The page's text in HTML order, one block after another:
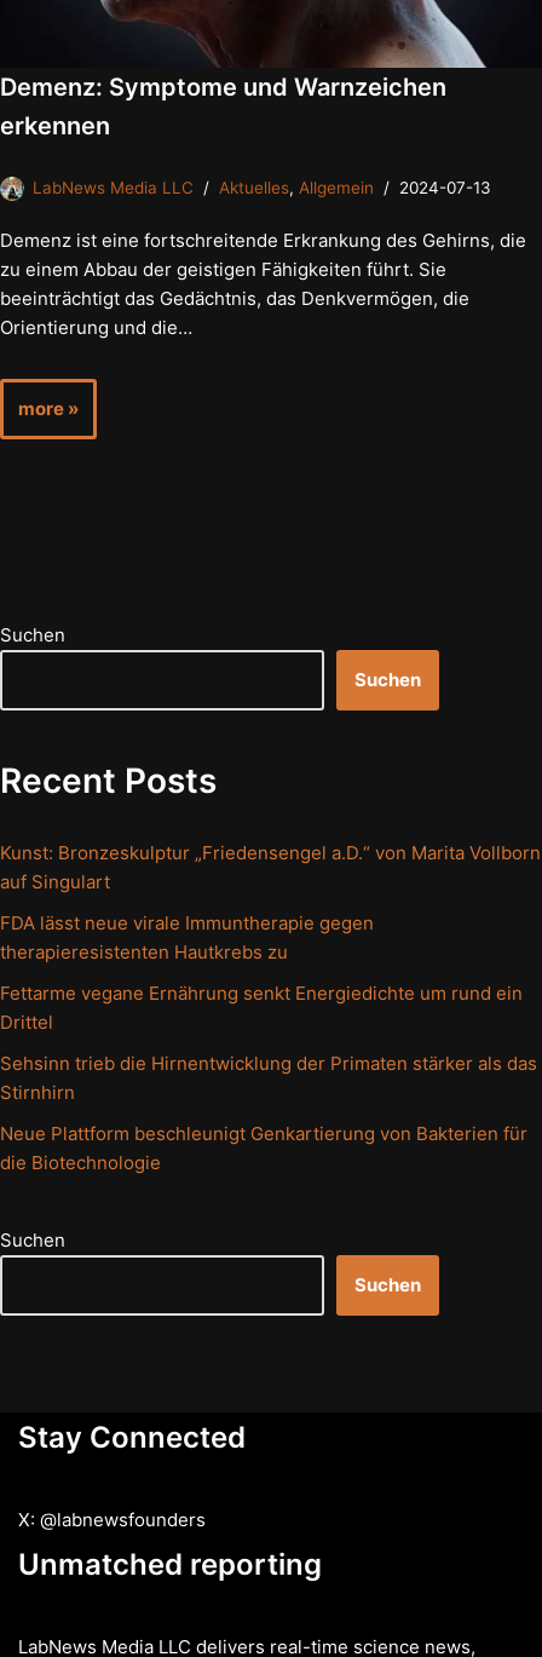
Demenz: Symptome und Warnzeichen
erkennen
LabNews Media LLC Aktuelles, Allgemein 2024-07-13
Demenz ist eine fortschreitende Erkrankung des Gehirns, die
zu einem Abbau der geistigen Fähigkeiten führt. Sie
beeinträchtigt das Gedächtnis, das Denkvermögen, die
Orientierung und die…
more »
Suchen
Suchen
Recent Posts
Kunst: Bronzeskulptur „Friedensengel a.D.“ von Marita Vollborn
auf Singulart
FDA lässt neue virale Immuntherapie gegen
therapieresistenten Hautkrebs zu
Fettarme vegane Ernährung senkt Energiedichte um rund ein
Drittel
Sehsinn trieb die Hirnentwicklung der Primaten stärker als das
Stirnhirn
Neue Plattform beschleunigt Genkartierung von Bakterien für
die Biotechnologie
Suchen
Suchen
Stay Connected
X: @labnewsfounders
Unmatched reporting
LabNews Media LLC delivers real-time science news,